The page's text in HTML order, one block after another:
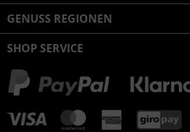
GENUSS REGIONEN
SHOP SERVICE